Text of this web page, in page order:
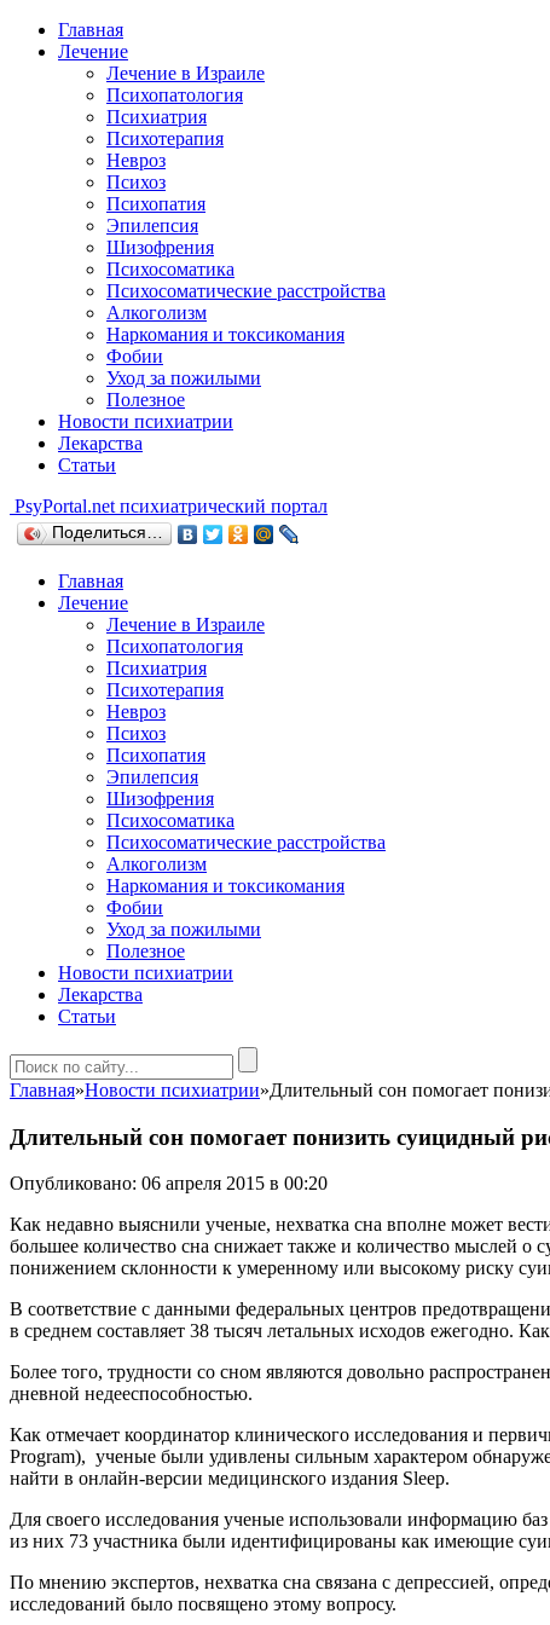
Главная
Лечение
Лечение в Израиле
Психопатология
Психиатрия
Психотерапия
Невроз
Психоз
Психопатия
Эпилепсия
Шизофрения
Психосоматика
Психосоматические расстройства
Алкоголизм
Наркомания и токсикомания
Фобии
Уход за пожилыми
Полезное
Новости психиатрии
Лекарства
Статьи
PsyPortal.net психиатрический портал
Поделиться…
Главная
Лечение
Лечение в Израиле
Психопатология
Психиатрия
Психотерапия
Невроз
Психоз
Психопатия
Эпилепсия
Шизофрения
Психосоматика
Психосоматические расстройства
Алкоголизм
Наркомания и токсикомания
Фобии
Уход за пожилыми
Полезное
Новости психиатрии
Лекарства
Статьи
Главная»Новости психиатрии»Длительный сон помогает
Длительный сон помогает понизить суицидный
Опубликовано: 06 апреля 2015 в 00:20
Как недавно выяснили ученые, нехватка сна вполне может
большее количество сна снижает также и количество мыслей о
понижением склонности к умеренному или высокому риску
В соответствие с данными федеральных центров
в среднем составляет 38 тысяч летальных исходов ежегодно.
Более того, трудности со сном являются довольно
дневной недееспособностью.
Как отмечает координатор клинического исследования и
Program), ученые были удивлены сильным характером
найти в онлайн-версии медицинского издания Sleep.
Для своего исследования ученые использовали информацию
из них 73 участника были идентифицированы как имеющие
По мнению экспертов, нехватка сна связана с депрессией,
исследований было посвящено этому вопросу.